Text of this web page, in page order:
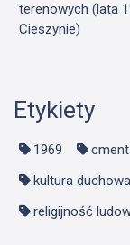
terenowych (lata
Cieszynie)
Etykiety
1969
kultura duchowa
religijność